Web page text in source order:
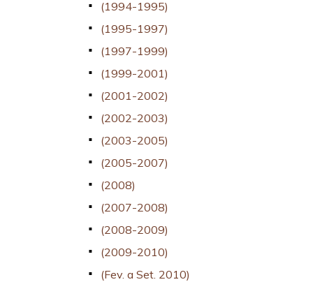
(1994-1995)
(1995-1997)
(1997-1999)
(1999-2001)
(2001-2002)
(2002-2003)
(2003-2005)
(2005-2007)
(2008)
(2007-2008)
(2008-2009)
(2009-2010)
(Fev. a Set. 2010)